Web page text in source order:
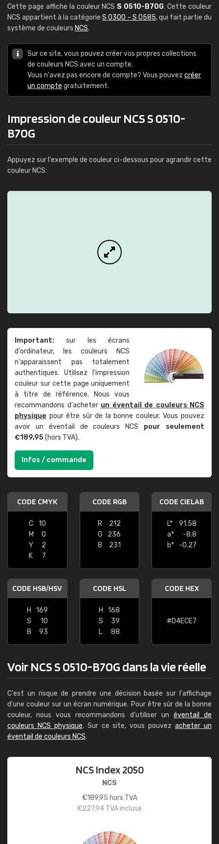
Cette page affiche la couleur NCS S 0510-B70G. Cette couleur
NCS appartient à la catégorieS 0300 - S 0585, qui fait partie du
système de couleurs NCS.
Sur ce site, vous pouvez créer vos propres collections
de couleurs NCS avec un compte.
Vous n'avez pas encore de compte? Vous pouvez créer
un compte gratuitement.
Impression de couleur NCS S 0510-
B70G
Appuyez sur l'exemple de couleur ci-dessous pour agrandir cette
couleur NCS:
Important: sur les écrans
d'ordinateur, les couleurs NCS
n'apparaissent pas totalement
authentiques. Utilisez l'impression
couleur sur cette page uniquement
à titre de référence. Nous vous
recommandons d'acheter un éventail de couleurs NCS
physique pour être sûr de la bonne couleur. Vous pouvez
avoir un éventail de couleurs NCS pour seulement
€189,95(hors TVA).
Infos / commande
CODE CMYK
C
10
M
0
Y
2
K
7
CODE RGB
R
212
G
236
B
231
CODE CIELAB
L*
91.58
a*
-8.8
b*
-0.27
CODE HSB/HSV
H
169
S
10
B
93
CODE HSL
H
168
S
39
L
88
CODE HEX
#D4ECE7
Voir NCS S 0510-B70G dans la vie réelle
C'est un risque de prendre une décision basée sur l'affichage
d'une couleur sur un écran numérique. Pour être sûr de la bonne
couleur, nous vous recommandons d'utiliser un éventail de
couleurs NCS physique. Sur ce site, vous pouvezacheter un
éventail de couleurs NCS.
NCS Index 2050
NCS
€189,95 hors TVA
€227,94 TVA incluse